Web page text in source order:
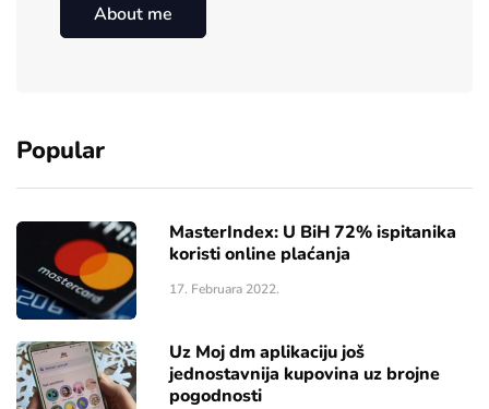
About me
Popular
MasterIndex: U BiH 72% ispitanika
koristi online plaćanja
17. Februara 2022.
Uz Moj dm aplikaciju još
jednostavnija kupovina uz brojne
pogodnosti